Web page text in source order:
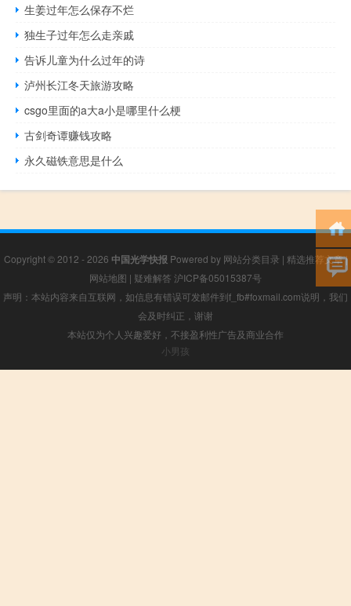
生姜过年怎么保存不烂
独生子过年怎么走亲戚
告诉儿童为什么过年的诗
泸州长江冬天旅游攻略
csgo里面的a大a小是哪里什么梗
古剑奇谭赚钱攻略
永久磁铁意思是什么
Copyright © 2012 - 2026 中国光学快报 Powered by 网站分类目录 | 精选推荐文章|
网站地图 | 疑难解答 沪ICP备05015387号
声明：本站内容来自互联网，如信息有错误可发邮件到f_fb#foxmail.com说明，我们
会及时纠正，谢谢
本站仅为个人兴趣爱好，不接盈利性广告及商业合作
小男孩